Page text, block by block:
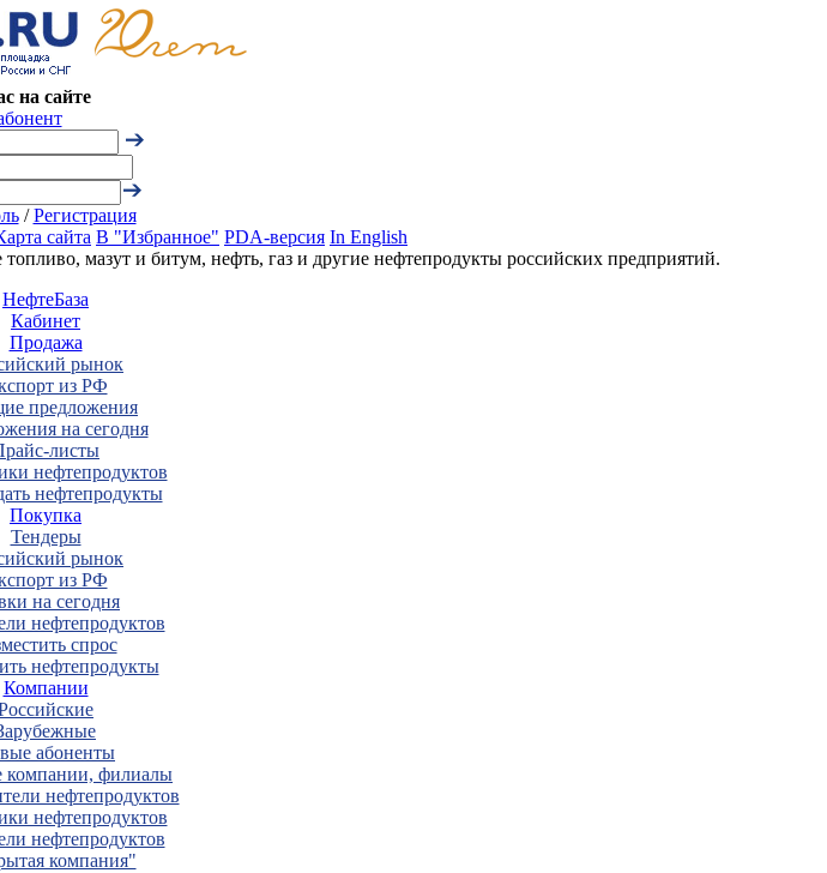
на сайте
/Регистрация
сайта В "Избранное" PDA-версия In English
мазут и битум, нефть, газ и другие нефтепродукты российских предприятий.
НефтеБаза
Кабинет
Продажа
рынок
из РФ
предложения
на сегодня
листы
нефтепродуктов
нефтепродукты
Покупка
Тендеры
рынок
из РФ
на сегодня
нефтепродуктов
спрос
нефтепродукты
Компании
абоненты
компании, филиалы
нефтепродуктов
нефтепродуктов
нефтепродуктов
компания"